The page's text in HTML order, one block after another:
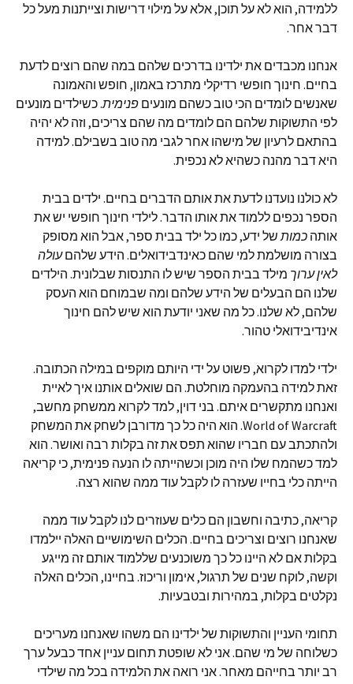
ללמידה, הוא לא על תוכן, אלא על מילוי דרישות וצייתנות מעל כל
דבר אחר.
אנחנו מכבדים את ילדינו בדרכים שלהם במה שהם רוצים לדעת
בחיים. חינוך חופשי רדיקלי מתרכז באמון, חופש והאמונה
שאנשים לומדים הכי טוב כשהם מונעים פנימית. כשילדים מונעים
לפי התשוקות שלהם הם לומדים מה שהם צריכים, וזה לא יהיה
בהתאם לרעיון של מישהו אחר לגבי מה טוב בשבילם. למידה
היא דבר מהנה כשהיא לא נכפית.
לא כולנו נועדנו לדעת את אותם הדברים בחיים. ילדים בבית
הספר נכפים ללמוד את אותו הדבר. לילדי חינוך חופשי יש את
אותה כמותשל ידע, כמו כל ילד בבית ספר, אבל הוא מסופק
בצורה מושלמת למי שהם כאינדבידואלים. הידע שלהםעולה
לאין ערוך מילד בבית הספר שיש לו התנסות שבלונית. הילדים
שלנו הם הבעלים של הידע שלהם ומה שבמוחם הוא העסק
שלהם, לא שלנו. כל מה שאני יודעת הוא שיש להם חינוך
אינדיבידואלי טהור.
ילדי למדו לקרוא, פשוט על ידי היותם מוקפים במילה הכתובה.
זאת למידה בהעמקה מוחלטת. הם שואלים אותנו איך לאיית
ואנחנו מתקשרים איתם. בני דוין, למד לקרוא ממשחק מחשב,
World of Warcraft. הוא היה כל כך מדורבן לשחק את המשחק
ולהתכתב עם חבריו שהוא תפס את זה בקלות רבה ואושר. הוא
למד כשהמח שלו היה מוכן וכשהייתה לו הנעה פנימית, כי קריאה
הייתה כלי בחייו שעזרה לו לקבל עוד ממה שהוא רצה.
קריאה, כתיבה וחשבון הם כלים שעוזרים לנו לקבל עוד ממה
שאנחנו רוצים וצריכים בחיים. הכלים השימושיים האלה יילמדו
בקלות אם לא היינו כל כך משוכנעים שללמוד אותם זה מייגע
וקשה, לוקח שנים של תרגול, אימון וריכוז. בחיינו, הכלים האלה
נקלטים בקלות, במהירות ובטבעיות.
תחומי העניין והתשוקות של ילדינו הם משהו שאנחנו מעריכים
כשלוחה של מי שהם. אני לא שופטת תחום עניין אחד כבעל ערך
רב יותר בחייהם מאחר. אני רואה את הלמידה בכל מה שילדי